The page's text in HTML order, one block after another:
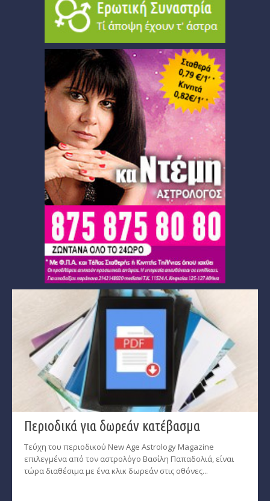
Περιοδικά για δωρεάν κατέβασμα
Τεύχη του περιοδικού New Age Astrology Magazine
επιλεγμένα από τον αστρολόγο Βασίλη Παπαδολιά, είναι
τώρα διαθέσιμα με ένα κλικ δωρεάν στις οθόνες...